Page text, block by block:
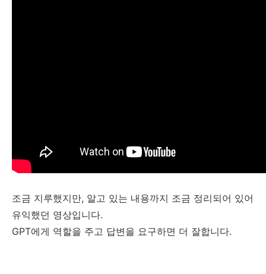
조금 지루했지만, 알고 있는 내용까지 조금 정리되어 있어
유익했던 영상입니다.
GPT에게 역할을 주고 답변을 요구하면 더 잘합니다.